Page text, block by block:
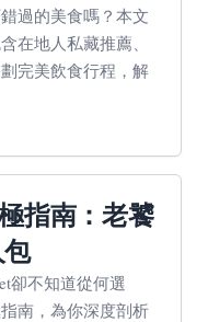
過的美食嗎？本文
在地人私藏推薦、
完美飲食行程，解
指南：老饕
卻不知道從何選
南，為你深度剖析